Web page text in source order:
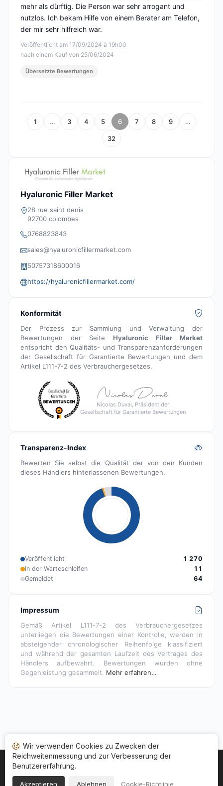
Veröffentlicht am 17/09/2024 à 19h00
nach einem Kauf von 25/06/2024
mehr als dürftig. Die Person war sehr arrogant und
nutzlos. Ich bekam Hilfe von einem Berater am Telefon,
der mir sehr hilfreich war.
Übersetzte Bewertungen
1 … 3 4 5 6 7 8 9 …
32
Hyaluronic Filler Market
28 rue saint denis
92700 colombes
0768823843
sales@hyaluronicfillermarket.com
50757318600016
https://hyaluronicfillermarket.com/
Konformität
Der Prozess zur Sammlung und Verwaltung der
Bewertungen der Seite Hyaluronic Filler Market
entspricht den Qualitäts- und Transparenzanforderungen
der Gesellschaft für Garantierte Bewertungen und dem
Artikel L111-7-2 des Verbrauchergesetzes.
Nicolas Duval, Präsident der
Gesellschaft für Garantierte Bewertungen
Transparenz-Index
Bewerten Sie selbst die Qualität der von den Kunden
dieses Händlers hinterlassenen Bewertungen.
Veröffentlicht
1 270
In der Warteschleifen
11
Gemeldet
64
Impressum
Gemäß Artikel L111-7-2 des Verbrauchergesetzes
unterliegen die Bewertungen einer Kontrolle, werden in
absteigender chronologischer Reihenfolge klassifiziert
und während der gesamten Laufzeit des Vertrages des
Händlers aufbewahrt. Bewertungen wurden ohne
Gegenleistung gesammelt. Mehr erfahren…
Startseite Ihr Bewertungsstatus
Allgemeine Nutzungsbedingugen
Wir verwenden Cookies zu Zwecken der
Reichweitenmessung und zur Verbesserung der
Benutzererfahrung.
Akzeptieren Ablehnen Cookie-Richtlinie